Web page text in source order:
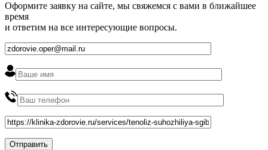
Оформите заявку на сайте, мы свяжемся с вами в ближайшее
время
и ответим на все интересующие вопросы.